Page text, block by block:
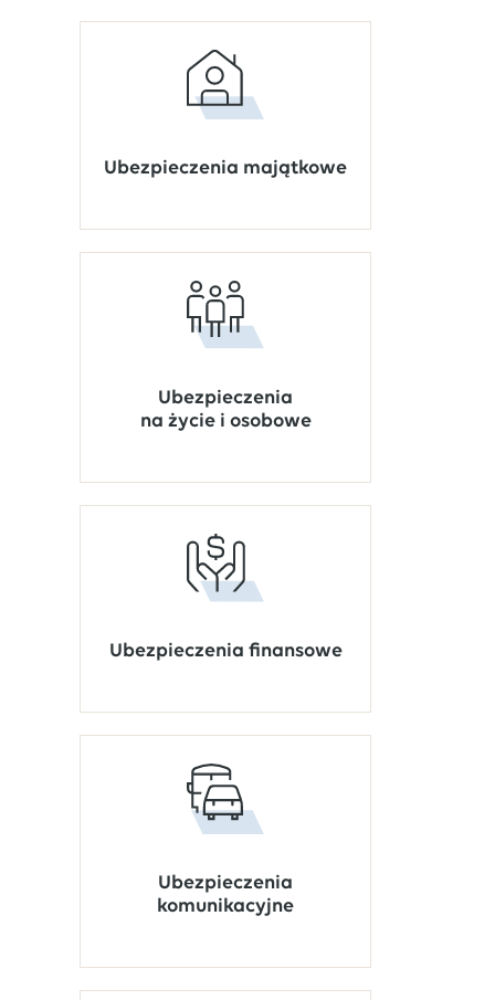
Ubezpieczenia majątkowe
Ubezpieczenia
na życie i osobowe
Ubezpieczenia finansowe
Ubezpieczenia
komunikacyjne